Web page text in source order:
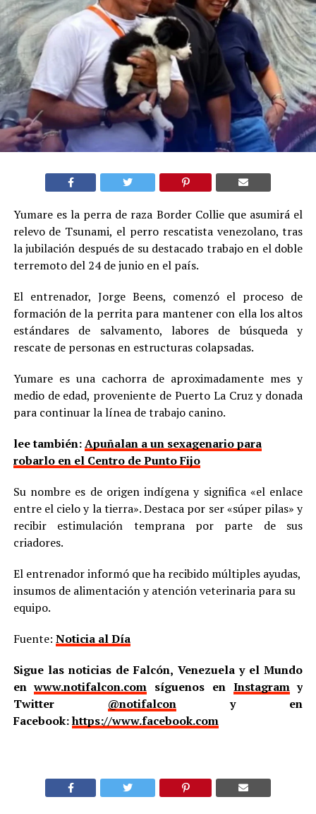
Yumare es la perra de raza Border Collie que asumirá el
relevo de Tsunami, el perro rescatista venezolano, tras
la jubilación después de su destacado trabajo en el doble
terremoto del 24 de junio en el país.
El entrenador, Jorge Beens, comenzó el proceso de
formación de la perrita para mantener con ella los altos
estándares de salvamento, labores de búsqueda y
rescate de personas en estructuras colapsadas.
Yumare es una cachorra de aproximadamente mes y
medio de edad, proveniente de Puerto La Cruz y donada
para continuar la línea de trabajo canino.
lee también:Apuñalan a un sexagenario para
robarlo en el Centro de Punto Fijo
Su nombre es de origen indígena y significa «el enlace
entre el cielo y la tierra». Destaca por ser «súper pilas» y
recibir estimulación temprana por parte de sus
criadores.
El entrenador informó que ha recibido múltiples ayudas,
insumos de alimentación y atención veterinaria para su
equipo.
Fuente: Noticia al Día
Sigue las noticias de Falcón, Venezuela y el Mundo
enwww.notifalcon.com síguenos en Instagramy
Twitter @notifalcony en
Facebook:https://www.facebook.com